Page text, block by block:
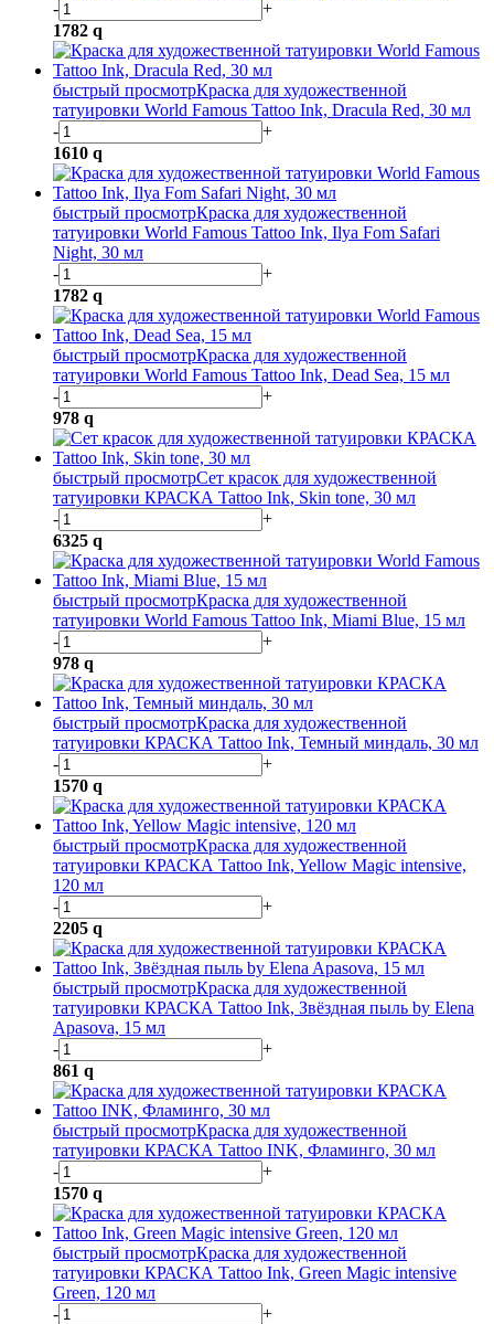
-
+
1782 q
быстрый просмотрКраска для художественной
татуировки World Famous Tattoo Ink, Dracula Red, 30 мл
-
+
1610 q
быстрый просмотрКраска для художественной
татуировки World Famous Tattoo Ink, Ilya Fom Safari
Night, 30 мл
-
+
1782 q
быстрый просмотрКраска для художественной
татуировки World Famous Tattoo Ink, Dead Sea, 15 мл
-
+
978 q
быстрый просмотрСет красок для художественной
татуировки КРАСКА Tattoo Ink, Skin tone, 30 мл
-
+
6325 q
быстрый просмотрКраска для художественной
татуировки World Famous Tattoo Ink, Miami Blue, 15 мл
-
+
978 q
быстрый просмотрКраска для художественной
татуировки КРАСКА Tattoo Ink, Темный миндаль, 30 мл
-
+
1570 q
быстрый просмотрКраска для художественной
татуировки КРАСКА Tattoo Ink, Yellow Magic intensive,
120 мл
-
+
2205 q
быстрый просмотрКраска для художественной
татуировки КРАСКА Tattoo Ink, Звёздная пыль by Elena
Apasova, 15 мл
-
+
861 q
быстрый просмотрКраска для художественной
татуировки КРАСКА Tattoo INK, Фламинго, 30 мл
-
+
1570 q
быстрый просмотрКраска для художественной
татуировки КРАСКА Tattoo Ink, Green Magic intensive
Green, 120 мл
-
+